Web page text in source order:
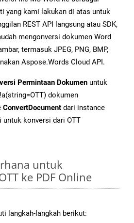
yang kami lakukan di atas untuk
REST API langsung atau SDK,
mengonversi dokumen Word
termasuk JPEG, PNG, BMP,
Aspose.Words Cloud API.
Permintaan Dokumen untuk
dokumen
ConvertDocument dari instance
untuk konversi dari OTT
untuk
ke PDF Online
langkah-langkah berikut: